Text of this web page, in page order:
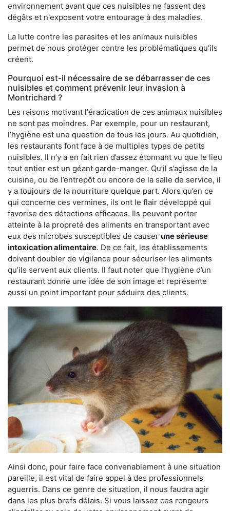
environnement avant que ces nuisibles ne fassent des
dégâts et n'exposent votre entourage à des maladies.
La lutte contre les parasites et les animaux nuisibles
permet de nous protéger contre les problématiques qu'ils
créent.
Pourquoi est-il nécessaire de se débarrasser de ces
nuisibles et comment prévenir leur invasion à
Montrichard ?
Les raisons motivant l'éradication de ces animaux nuisibles
ne sont pas moindres. Par exemple, pour un restaurant,
l’hygiène est une question de tous les jours. Au quotidien,
les restaurants font face à de multiples types de petits
nuisibles. Il n’y a en fait rien d’assez étonnant vu que le lieu
tout entier est un géant garde-manger. Qu’il s’agisse de la
cuisine, ou de l’entrepôt ou encore de la salle de service, il
y a toujours de la nourriture quelque part. Alors qu’en ce
qui concerne ces vermines, ils ont le flair développé qui
favorise des détections efficaces. Ils peuvent porter
atteinte à la propreté des aliments en transportant avec
eux des microbes susceptibles de causer une sérieuse
intoxication alimentaire. De ce fait, les établissements
doivent doubler de vigilance pour sécuriser les aliments
qu’ils servent aux clients. Il faut noter que l’hygiène d’un
restaurant donne une idée de son image et représente
aussi un point important pour séduire des clients.
Ainsi donc, pour faire face convenablement à une situation
pareille, il est vital de faire appel à des professionnels
aguerris. Dans ce genre de situation, il nous faudra agir
dans les plus brefs délais. Si vous laissez ces rongeurs